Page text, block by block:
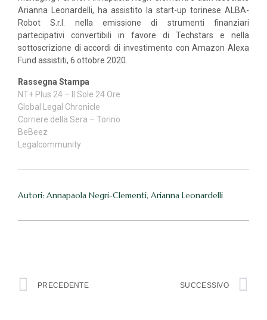
Arianna Leonardelli, ha assistito la start-up torinese ALBA-
Robot S.r.l. nella emissione di strumenti finanziari
partecipativi convertibili in favore di Techstars e nella
sottoscrizione di accordi di investimento conAmazon Alexa
Fund assistiti, 6 ottobre 2020.
Rassegna Stampa
NT+ Plus 24 – Il Sole 24 Ore
Global Legal Chronicle
Corriere della Sera – Torino
BeBeez
Legalcommunity
Autori: Annapaola Negri-Clementi, Arianna Leonardelli
PRECEDENTE SUCCESSIVO